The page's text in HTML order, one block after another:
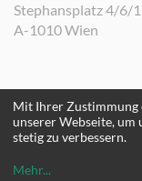
Stephansplatz 4/6/1
A-1010 Wien
©2026 Medienreferat der
vorbehalten.
Mit Ihrer Zustimmung
unserer Webseite, um
stetig zu verbessern.
Mehr...